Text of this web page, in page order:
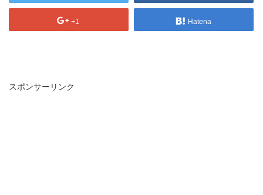
+1 Hatena
スポンサーリンク